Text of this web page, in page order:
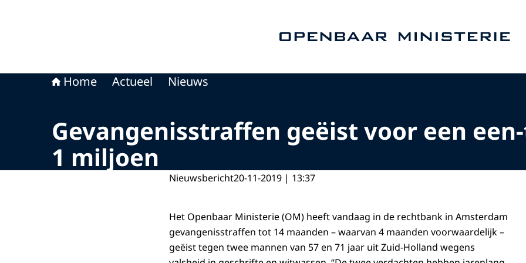
Home Actueel Nieuws
Gevangenisstraffen geëist voor een
1 miljoen
Nieuwsbericht20-11-2019 | 13:37
Het Openbaar Ministerie (OM) heeft vandaag in de rechtbank in Amsterdam
gevangenisstraffen tot 14 maanden – waarvan 4 maanden voorwaardelijk –
geëist tegen twee mannen van 57 en 71 jaar uit Zuid-Holland wegens